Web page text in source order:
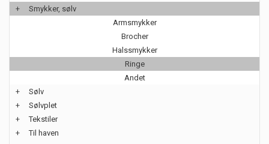
+
Smykker, sølv
Armsmykker
Brocher
Halssmykker
Ringe
Andet
+
Sølv
+
Sølvplet
+
Tekstiler
+
Til haven